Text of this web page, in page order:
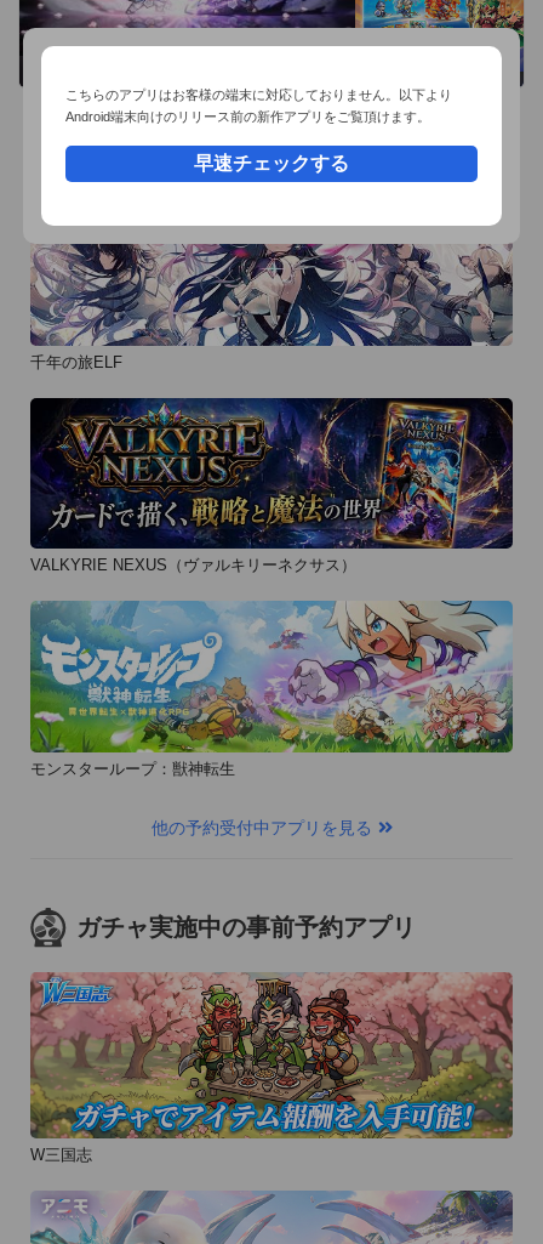
『鈍色（にびいろ）のバタフライ』は、テキストを読み進める
ことで物語が進行するノベルゲームです。主に主人公の鳴河大
が分かたれます。
要所要所で各キャラクターの本心や裏シーンを覗き見ることが
や、「ジャッジ」がゲームにどのような影響を与えていたの
か。真相は必ず、あなたに新鮮な驚きを与えるでしょう。
(C)2010−2013 KEMCO/MAGITEC
************************************
iOS4.3以降の、iPhone 4/iPod touch第4世代以上の端末で動作
します。
iPhone3GSおよびiPod touch第1, 第2, 第3世代では正常に動作
しません。
おすすめ事前予約アプリ
千年の旅ELF
VALKYRIE NEXUS（ヴァルキリーネクサス）
モンスターループ：獣神転生
他の予約受付中アプリを見る
ガチャ実施中の事前予約アプリ
W三国志
こちらのアプリはお客様の端末に対応しておりません。以下より
Android端末向けのリリース前の新作アプリをご覧頂けます。
早速チェックする